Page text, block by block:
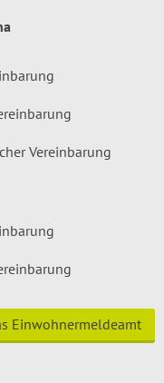
Vereinbarung
Einwohnermeldeamt